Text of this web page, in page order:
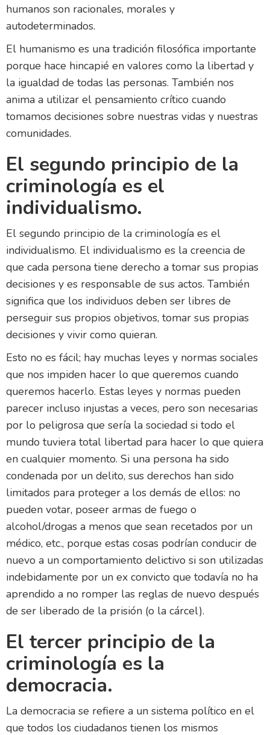
humanos son racionales, morales y
autodeterminados.
El humanismo es una tradición filosófica importante
porque hace hincapié en valores como la libertad y
la igualdad de todas las personas. También nos
anima a utilizar el pensamiento crítico cuando
tomamos decisiones sobre nuestras vidas y nuestras
comunidades.
El segundo principio de la
criminología es el
individualismo.
El segundo principio de la criminología es el
individualismo. El individualismo es la creencia de
que cada persona tiene derecho a tomar sus propias
decisiones y es responsable de sus actos. También
significa que los individuos deben ser libres de
perseguir sus propios objetivos, tomar sus propias
decisiones y vivir como quieran.
Esto no es fácil; hay muchas leyes y normas sociales
que nos impiden hacer lo que queremos cuando
queremos hacerlo. Estas leyes y normas pueden
parecer incluso injustas a veces, pero son necesarias
por lo peligrosa que sería la sociedad si todo el
mundo tuviera total libertad para hacer lo que quiera
en cualquier momento. Si una persona ha sido
condenada por un delito, sus derechos han sido
limitados para proteger a los demás de ellos: no
pueden votar, poseer armas de fuego o
alcohol/drogas a menos que sean recetados por un
médico, etc., porque estas cosas podrían conducir de
nuevo a un comportamiento delictivo si son utilizadas
indebidamente por un ex convicto que todavía no ha
aprendido a no romper las reglas de nuevo después
de ser liberado de la prisión (o la cárcel).
El tercer principio de la
criminología es la
democracia.
La democracia se refiere a un sistema político en el
que todos los ciudadanos tienen los mismos